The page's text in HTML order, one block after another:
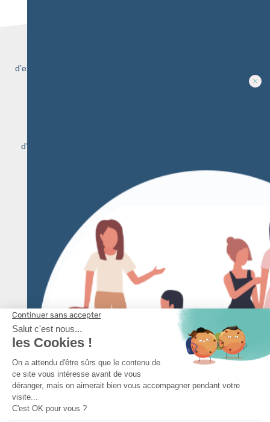
d’expertise pour vous accompagner, du diagnostic à la mise en
d’objets connectés vendus parmi notre gamme complète de
En savoir plus
3 CLICS
pourconfigurer et maintenir
votre parc de capteurs en conditions opérationnelles
En savoir plus
CONTACTEZ-NOUS